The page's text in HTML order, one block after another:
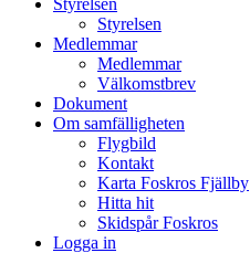
Styrelsen
Styrelsen
Medlemmar
Medlemmar
Välkomstbrev
Dokument
Om samfälligheten
Flygbild
Kontakt
Karta Foskros Fjällby
Hitta hit
Skidspår Foskros
Logga in